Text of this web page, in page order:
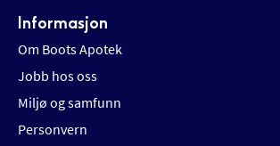
Informasjon
Om Boots Apotek
Jobb hos oss
Miljø og samfunn
Personvern